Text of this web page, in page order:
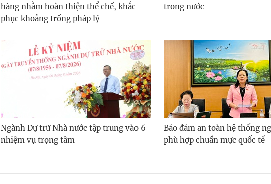
hàng nhằm hoàn thiện thể chế, khắc
phục khoảng trống pháp lý
trong nước
Ngành Dự trữ Nhà nước tập trung vào 6
nhiệm vụ trọng tâm
Bảo đảm an toàn hệ thống
phù hợp chuẩn mực quốc tế